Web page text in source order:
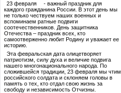
23 февраля - важный праздник для
каждого гражданина России. В этот день мы
не только чествуем наших военных и
вспоминаем ратные подвиги
соотечественников. День защитника
Отечества – праздник всех, кто
самоотверженно любит Родину и уважает ее
историю.
Эта февральская дата олицетворяет
патриотизм, силу духа и величие подвига
нашего многонационального народа. По
сложившейся традиции, 23 февраля мы чтим
российского солдата и склоняем головы в
память о тех, кто отдал свою жизнь за
свободу и независимость Отчизны.